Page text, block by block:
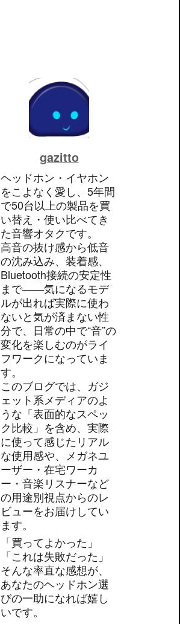
gazitto
ヘッドホン・イヤホン
をこよなく愛し、5年間
で50台以上の製品を買
い替え・使い比べてき
た音響オタクです。
高音の抜け感から低音
の沈み込み、装着感、
Bluetooth接続の安定性
まで――気になるモデ
ルが出れば実際に使わ
ないと気が済まない性
分で、日常の中で“音”の
変化を楽しむのがライ
フワークになっていま
す。
このブログでは、ガジ
ェット系メディアのよ
うな「表面的なスペッ
ク比較」を含め、実際
に使って感じたリアル
な使用感や、メガネユ
ーザー・在宅ワーカ
ー・音楽リスナーなど
の用途別視点からのレ
ビューをお届けしてい
ます。
「買ってよかった」
「これは失敗だった」
そんな率直な感想が、
あなたのヘッドホン選
びの一助になれば嬉し
いです。